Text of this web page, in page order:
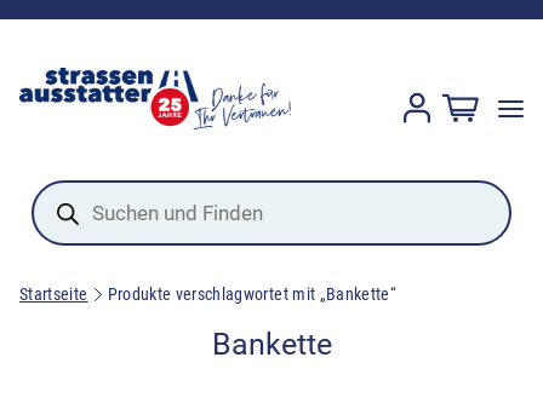
Products
search
Startseite Produkte verschlagwortet mit „Bankette“
Bankette